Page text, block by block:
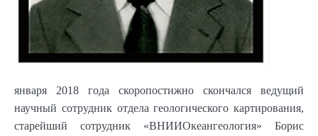
января 2018 года скоропостижно скончался ведущий
научный сотрудник отдела геологического картирования,
старейший сотрудник «ВНИИОкеангеология» Борис